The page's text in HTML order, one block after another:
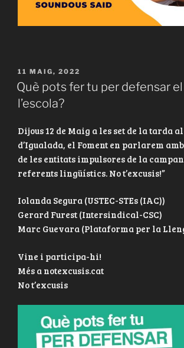
PUBLICAT
A
11 MAIG, 2022
Què pots fer tu per defensar
l’escola?
Dijous 12 de Maig a les set de la tarda
d’Igualada, el Foment en parlarem
de les entitats impulsores de la
referents lingüístics. No t’excusis!”
Iolanda Segura (USTEC-STEs (IAC))
Gerard Furest (Intersindical-CSC)
Marc Guevara (Plataforma per la
Vine i participa-hi!
Més a notexcusis.cat
No t’excusis